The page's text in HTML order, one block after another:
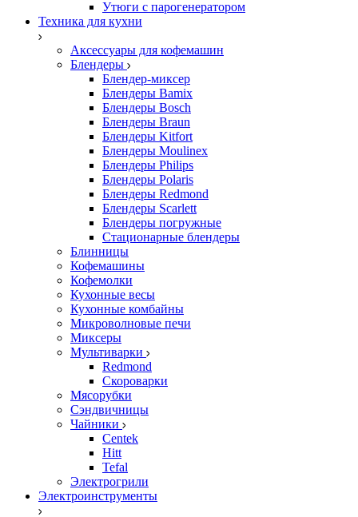
Утюги с парогенератором
Техника для кухни
Аксессуары для кофемашин
Блендеры
Блендер-миксер
Блендеры Bamix
Блендеры Bosch
Блендеры Braun
Блендеры Kitfort
Блендеры Moulinex
Блендеры Philips
Блендеры Polaris
Блендеры Redmond
Блендеры Scarlett
Блендеры погружные
Стационарные блендеры
Блинницы
Кофемашины
Кофемолки
Кухонные весы
Кухонные комбайны
Микроволновые печи
Миксеры
Мультиварки
Redmond
Скороварки
Мясорубки
Сэндвичницы
Чайники
Centek
Hitt
Tefal
Электрогрили
Электроинструменты